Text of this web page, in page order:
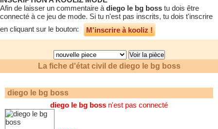
Afin de laisser un commentaire à diego le bg boss tu dois être
connecté à ce jeu de mode. Si tu n'est pas inscrits, tu dois t'inscrire
en cliquant sur le bouton:
M'inscrire à kooliz !
La fiche d'état civil de diego le bg boss
diego le bg boss
diego le bg boss n'est pas connecté